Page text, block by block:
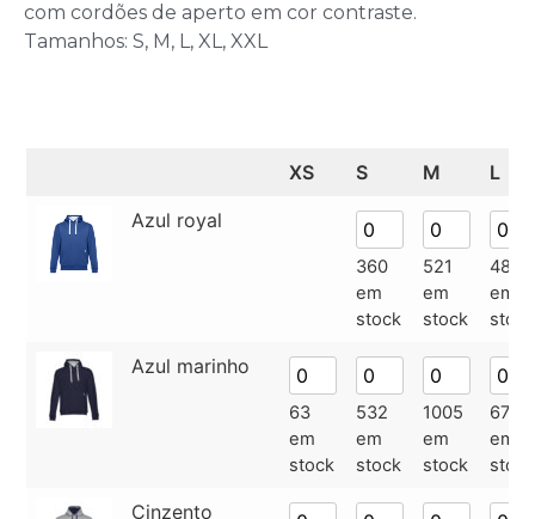
com cordões de aperto em cor contraste.
Tamanhos: S, M, L, XL, XXL
XS S M
L
Azul royal
360
em
stock
521
em
stock
487
em
stock
Azul marinho
63
em
stock
532
em
stock
1005
em
stock
677
em
stock
Cinzento